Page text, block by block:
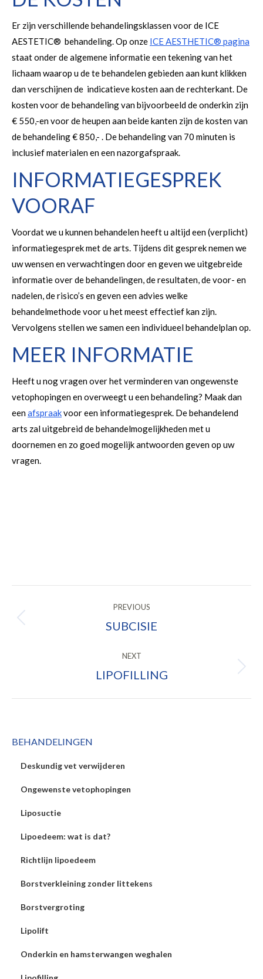
Er zijn verschillende behandelingsklassen voor de ICE
AESTETIC® behandeling. Op onze ICE AESTHETIC® pagina
staat onder de algemene informatie een tekening van het
lichaam waarop u de te behandelen gebieden aan kunt klikken
dan verschijnen de indicatieve kosten aan de rechterkant. De
kosten voor de behandeling van bijvoorbeeld de onderkin zijn
€ 550,-en voor de heupen aan beide kanten zijn de kosten van
de behandeling € 850,- . De behandeling van 70 minuten is
inclusief materialen en een nazorgafspraak.
INFORMATIEGESPREK
VOORAF
Voordat we u kunnen behandelen heeft u altijd een (verplicht)
informatiegesprek met de arts. Tijdens dit gesprek nemen we
uw wensen en verwachtingen door en geven we uitgebreide
informatie over de behandelingen, de resultaten, de voor- en
nadelen, de risico’s en geven een advies welke
behandelmethode voor u het meest effectief kan zijn.
Vervolgens stellen we samen een individueel behandelplan op.
MEER INFORMATIE
Heeft u nog vragen over het verminderen van ongewenste
vetophopingen en overweegt u een behandeling? Maak dan
eenafspraakvoor een informatiegesprek. De behandelend
arts zal uitgebreid de behandelmogelijkheden met u
doornemen en zo goed mogelijk antwoorden geven op uw
vragen.
NAVIGATION
PREVIOUS
Previous
SUBCISIE
NEXT
Next
LIPOFILLING
BEHANDELINGEN
Deskundig vet verwijderen
Ongewenste vetophopingen
Liposuctie
Lipoedeem: wat is dat?
Richtlijn lipoedeem
Borstverkleining zonder littekens
Borstvergroting
Lipolift
Onderkin en hamsterwangen weghalen